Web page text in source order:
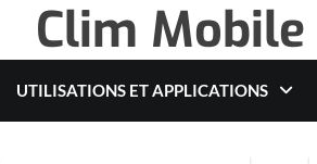
Clim Mobile
UTILISATIONS ET APPLICATIONS